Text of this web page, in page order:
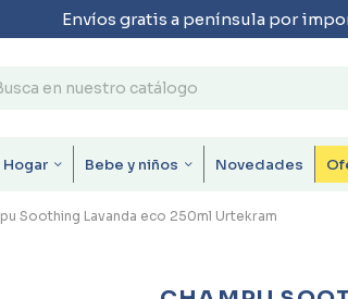
Envíos gratis a península por
Hogar Bebe y niños Novedades
Soothing Lavanda eco 250ml Urtekram